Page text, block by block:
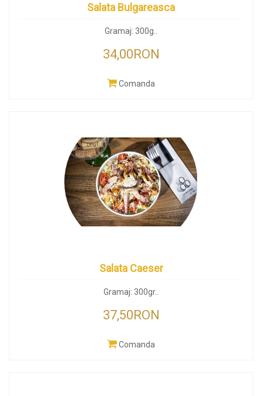
Salata Bulgareasca
Gramaj: 300g..
34,00RON
Comanda
Salata Caeser
Gramaj: 300gr..
37,50RON
Comanda